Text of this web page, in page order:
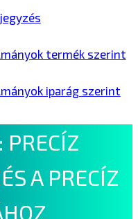
termék szerint
iparág szerint
PRECÍZ
A PRECÍZ